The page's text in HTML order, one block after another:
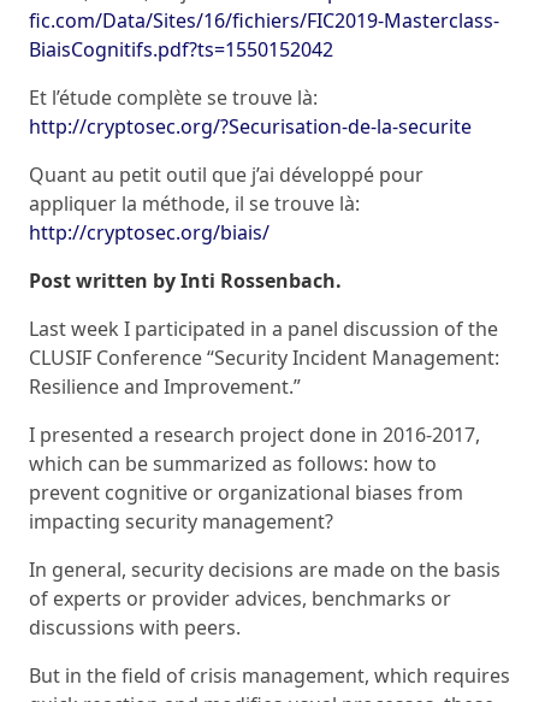
fic.com/Data/Sites/16/fichiers/FIC2019-Masterclass-
BiaisCognitifs.pdf?ts=1550152042
Et l’étude complète se trouve là:
http://cryptosec.org/?Securisation-de-la-securite
Quant au petit outil que j’ai développé pour
appliquer la méthode, il se trouve là:
http://cryptosec.org/biais/
Post written by Inti Rossenbach.
Last week I participated in a panel discussion of the
CLUSIF Conference “Security Incident Management:
Resilience and Improvement.”
I presented a research project done in 2016-2017,
which can be summarized as follows: how to
prevent cognitive or organizational biases from
impacting security management?
In general, security decisions are made on the basis
of experts or provider advices, benchmarks or
discussions with peers.
But in the field of crisis management, which requires